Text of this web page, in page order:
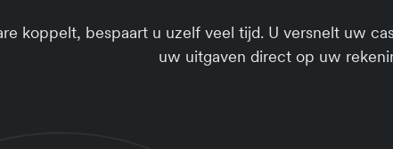
koppelt, bespaart u uzelf veel tijd. U versnelt uw
uw uitgaven direct op uw